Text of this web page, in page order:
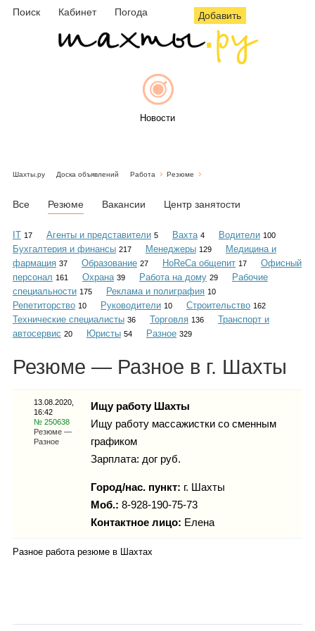
Поиск Кабинет Погода Добавить
Новости
Объявления
Каталог
Гороскоп
Карты
Шахты.ру Доска объявлений Работа Резюме
Все Резюме Вакансии Центр занятости
IT 17 Агенты и представители 5 Вахта 4 Водители 100
Бухгалтерия и финансы 217 Менеджеры 129
Медицина и
фармация 37 Образование 27 HoReCa общепит 17
Офисный
персонал 161 Охрана 39 Работа на дому 29
Рабочие
специальности 175 Реклама и полиграфия 10
Репетиторство 10 Руководители 10 Строительство 162
Технические специалисты 36 Торговля 136
Транспорт и
автосервис 20 Юристы 54 Разное 329
Резюме — Разное в г. Шахты
13.08.2020,
16:42
№ 250638
Резюме —
Разное
Ищу работу Шахты
Ищу работу массажистки со сменным
графиком
Зарплата: дог руб.
Город/нас. пункт: г. Шахты
Моб.: 8-928-190-75-73
Контактное лицо: Елена
Разное работа резюме в Шахтах